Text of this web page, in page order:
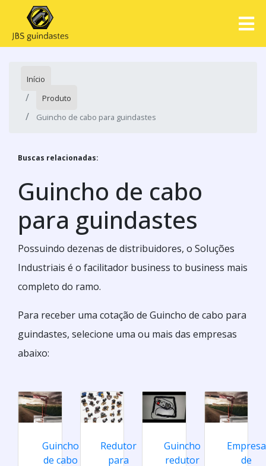
Início
Produto
Guincho de cabo para guindastes
Buscas relacionadas:
Guincho de cabo
para guindastes
Possuindo dezenas de distribuidores, o Soluções
Industriais é o facilitador business to business mais
completo do ramo.
Para receber uma cotação de Guincho de cabo para
guindastes, selecione uma ou mais das empresas
abaixo:
Guincho
de cabo
Redutor
para
Guincho
redutor
Empresa
de